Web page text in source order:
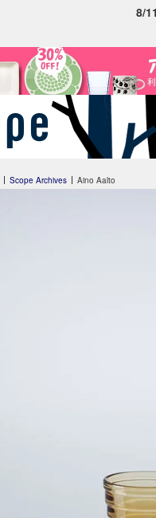
8/
Scope Archives Aino Aalto